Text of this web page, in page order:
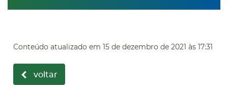
Conteúdo atualizado em 15 de dezembro de 2021 às 17:31
voltar